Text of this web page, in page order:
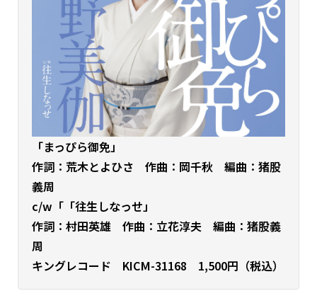
「まっぴら御免」
作詞：荒木とよひさ 作曲：岡千秋 編曲：猪股
義周
c/w「「往生しなっせ」
作詞：村田英雄 作曲：立花淳夫 編曲：猪股義
周
キングレコード KICM-31168 1,500円（税込）